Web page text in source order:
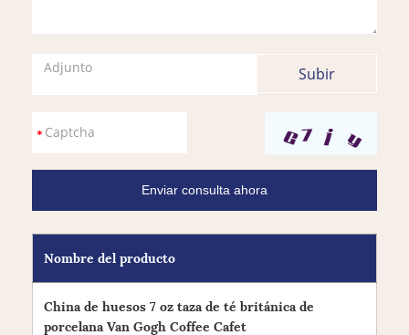
Adjunto
Nombre del producto
China de huesos 7 oz taza de té británica de
porcelana Van Gogh Coffee Cafet